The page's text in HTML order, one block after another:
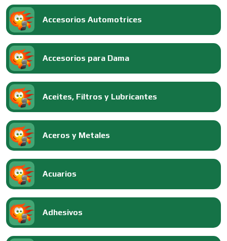
Accesorios Automotrices
Accesorios para Dama
Aceites, Filtros y Lubricantes
Aceros y Metales
Acuarios
Adhesivos